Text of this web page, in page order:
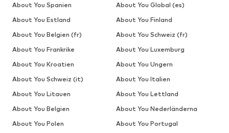
About You Spanien
About You Global (es)
About You Estland
About You Finland
About You Belgien (fr)
About You Schweiz (fr)
About You Frankrike
About You Luxemburg
About You Kroatien
About You Ungern
About You Schweiz (it)
About You Italien
About You Litauen
About You Lettland
About You Belgien
About You Nederländerna
About You Polen
About You Portugal